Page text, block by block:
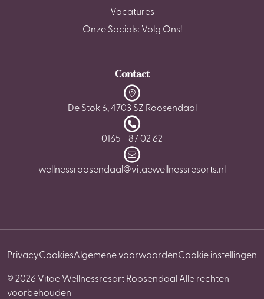
Vacatures
Onze Socials: Volg Ons!
Contact
De Stok 6, 4703 SZ Roosendaal
0165 - 87 02 62
wellnessroosendaal@vitaewellnessresorts.nl
© 2026 Vitae Wellnessresort Roosendaal Alle rechten
voorbehouden
PrivacyCookiesAlgemene voorwaardenCookie instellingen